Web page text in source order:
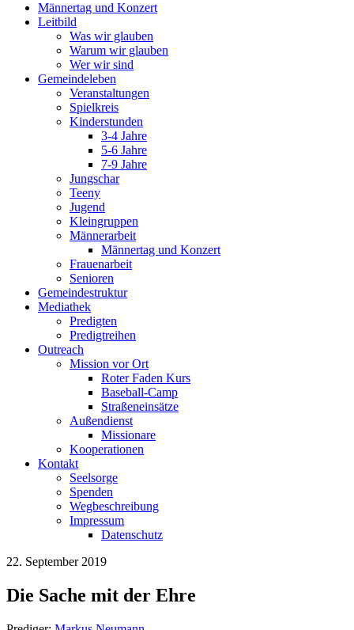
Männertag und Konzert
Leitbild
Was wir glauben
Warum wir glauben
Wer wir sind
Gemeindeleben
Veranstaltungen
Spielkreis
Kinderstunden
3-4 Jahre
5-6 Jahre
7-9 Jahre
Jungschar
Teeny
Jugend
Kleingruppen
Männerarbeit
Männertag und Konzert
Frauenarbeit
Senioren
Gemeindestruktur
Mediathek
Predigten
Predigtreihen
Outreach
Mission vor Ort
Roter Faden Kurs
Baseball-Camp
Straßeneinsätze
Außendienst
Missionare
Kooperationen
Kontakt
Seelsorge
Spenden
Wegbeschreibung
Impressum
Datenschutz
22. September 2019
Die Sache mit der Ehre